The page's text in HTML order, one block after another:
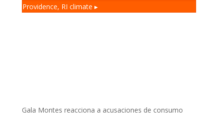
Providence, RI climate ▸
Gala Montes reacciona a acusaciones de consumo